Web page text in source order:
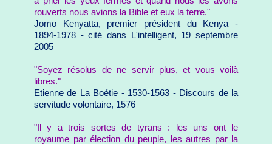
rouverts nous avions la Bible et eux la terre."
Jomo Kenyatta, premier président du Kenya -
1894-1978 - cité dans L'intelligent, 19 septembre
2005
"Soyez résolus de ne servir plus, et vous voilà
libres."
Etienne de La Boétie - 1530-1563 - Discours de la
servitude volontaire, 1576
"Il y a trois sortes de tyrans : les uns ont le
royaume par élection du peuple, les autres par la